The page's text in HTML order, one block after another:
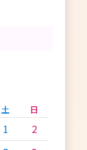
土 日
1
2